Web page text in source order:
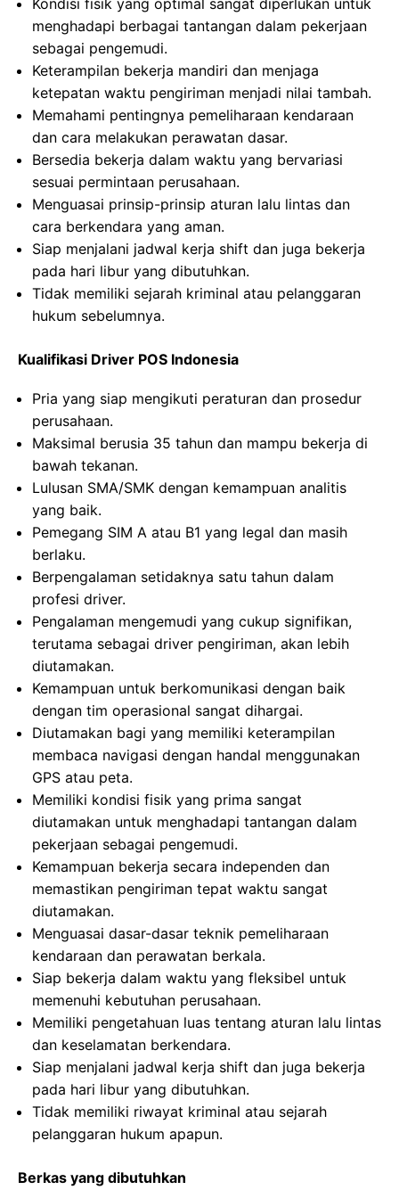
Kondisi fisik yang optimal sangat diperlukan untuk
menghadapi berbagai tantangan dalam pekerjaan
sebagai pengemudi.
Keterampilan bekerja mandiri dan menjaga
ketepatan waktu pengiriman menjadi nilai tambah.
Memahami pentingnya pemeliharaan kendaraan
dan cara melakukan perawatan dasar.
Bersedia bekerja dalam waktu yang bervariasi
sesuai permintaan perusahaan.
Menguasai prinsip-prinsip aturan lalu lintas dan
cara berkendara yang aman.
Siap menjalani jadwal kerja shift dan juga bekerja
pada hari libur yang dibutuhkan.
Tidak memiliki sejarah kriminal atau pelanggaran
hukum sebelumnya.
Kualifikasi Driver POS Indonesia
Pria yang siap mengikuti peraturan dan prosedur
perusahaan.
Maksimal berusia 35 tahun dan mampu bekerja di
bawah tekanan.
Lulusan SMA/SMK dengan kemampuan analitis
yang baik.
Pemegang SIM A atau B1 yang legal dan masih
berlaku.
Berpengalaman setidaknya satu tahun dalam
profesi driver.
Pengalaman mengemudi yang cukup signifikan,
terutama sebagai driver pengiriman, akan lebih
diutamakan.
Kemampuan untuk berkomunikasi dengan baik
dengan tim operasional sangat dihargai.
Diutamakan bagi yang memiliki keterampilan
membaca navigasi dengan handal menggunakan
GPS atau peta.
Memiliki kondisi fisik yang prima sangat
diutamakan untuk menghadapi tantangan dalam
pekerjaan sebagai pengemudi.
Kemampuan bekerja secara independen dan
memastikan pengiriman tepat waktu sangat
diutamakan.
Menguasai dasar-dasar teknik pemeliharaan
kendaraan dan perawatan berkala.
Siap bekerja dalam waktu yang fleksibel untuk
memenuhi kebutuhan perusahaan.
Memiliki pengetahuan luas tentang aturan lalu lintas
dan keselamatan berkendara.
Siap menjalani jadwal kerja shift dan juga bekerja
pada hari libur yang dibutuhkan.
Tidak memiliki riwayat kriminal atau sejarah
pelanggaran hukum apapun.
Berkas yang dibutuhkan